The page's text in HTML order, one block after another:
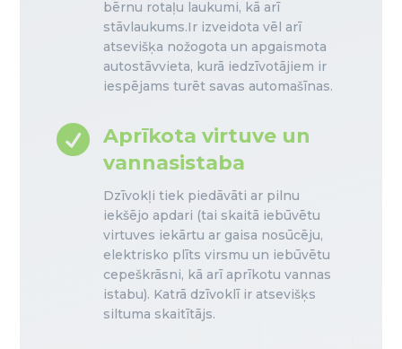
bērnu rotaļu laukumi, kā arī
stāvlaukums.Ir izveidota vēl arī
atsevišķa nožogota un apgaismota
autostāvvieta, kurā iedzīvotājiem ir
iespējams turēt savas automašīnas.
 Aprīkota virtuve un
vannasistaba
Dzīvokļi tiek piedāvāti ar pilnu
iekšējo apdari (tai skaitā iebūvētu
virtuves iekārtu ar gaisa nosūcēju,
elektrisko plīts virsmu un iebūvētu
cepeškrāsni, kā arī aprīkotu vannas
istabu). Katrā dzīvoklī ir atsevišķs
siltuma skaitītājs.